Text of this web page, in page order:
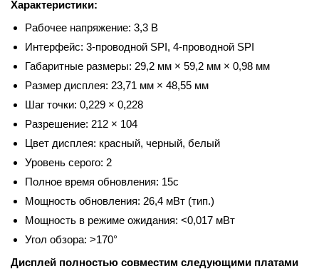
Характеристики:
Рабочее напряжение: 3,3 В
Интерфейс: 3-проводной SPI, 4-проводной SPI
Габаритные размеры: 29,2 мм × 59,2 мм × 0,98 мм
Размер дисплея: 23,71 мм × 48,55 мм
Шаг точки: 0,229 × 0,228
Разрешение: 212 × 104
Цвет дисплея: красный, черный, белый
Уровень серого: 2
Полное время обновления: 15с
Мощность обновления: 26,4 мВт (тип.)
Мощность в режиме ожидания: <0,017 мВт
Угол обзора: >170°
Дисплей полностью совместим следующими платами